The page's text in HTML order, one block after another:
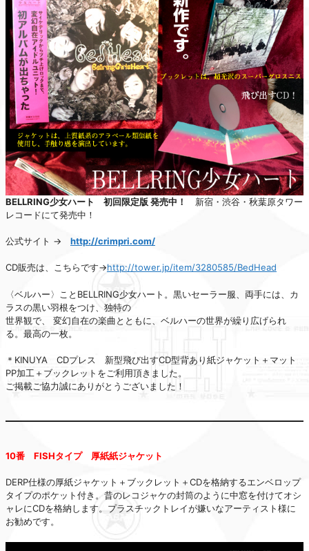
BELLRING少女ハート 初回限定版 発売中！
新宿・渋谷・秋葉原タワー
レコードにて発売中！
公式サイト → http://crimpri.com/
CD販売は、こちらです→http://tower.jp/item/3280585/BedHead
〈ベルハー〉ことBELLRING少女ハート。黒いセーラー服、両手には、カ
ラスの黒い羽根をつけ、独特の
世界観で、 変幻自在の楽曲とともに、ベルハーの世界が繰り広げられ
る。最高の一枚。
＊KINUYA CDプレス 新型飛び出すCD型背あり紙ジャケット＋マット
PP加工＋ブックレットをご利用頂きました。
ご掲載ご協力誠にありがとうございました！
10番 FISHタイプ 厚紙紙ジャケット
DERP仕様の厚紙ジャケット＋ブックレット＋CDを格納するエンベロップ
タイプのポケット付き。昔のレコジャケの封筒のように中窓を付けてオシ
ャレにCDを格納します。プラスチックトレイが嫌いなアーティスト様に
お勧めです。